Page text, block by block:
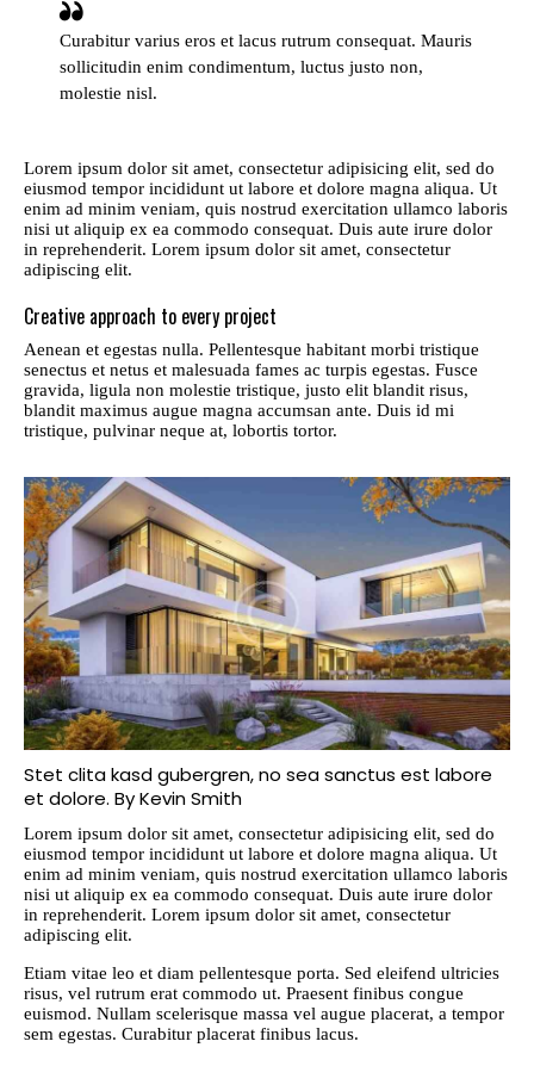
Curabitur varius eros et lacus rutrum consequat. Mauris
sollicitudin enim condimentum, luctus justo non,
molestie nisl.
Lorem ipsum dolor sit amet, consectetur adipisicing elit, sed do
eiusmod tempor incididunt ut labore et dolore magna aliqua. Ut
enim ad minim veniam, quis nostrud exercitation ullamco laboris
nisi ut aliquip ex ea commodo consequat. Duis aute irure dolor
in reprehenderit. Lorem ipsum dolor sit amet, consectetur
adipiscing elit.
Creative approach to every project
Aenean et egestas nulla. Pellentesque habitant morbi tristique
senectus et netus et malesuada fames ac turpis egestas. Fusce
gravida, ligula non molestie tristique, justo elit blandit risus,
blandit maximus augue magna accumsan ante. Duis id mi
tristique, pulvinar neque at, lobortis tortor.
Stet clita kasd gubergren, no sea sanctus est labore
et dolore. ByKevin Smith
Lorem ipsum dolor sit amet, consectetur adipisicing elit, sed do
eiusmod tempor incididunt ut labore et dolore magna aliqua. Ut
enim ad minim veniam, quis nostrud exercitation ullamco laboris
nisi ut aliquip ex ea commodo consequat. Duis aute irure dolor
in reprehenderit. Lorem ipsum dolor sit amet, consectetur
adipiscing elit.
Etiam vitae leo et diam pellentesque porta. Sed eleifend ultricies
risus, vel rutrum erat commodo ut. Praesent finibus congue
euismod. Nullam scelerisque massa vel augue placerat, a tempor
sem egestas. Curabitur placerat finibus lacus.